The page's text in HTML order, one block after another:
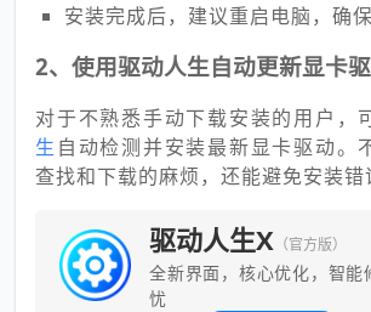
安装完成后，建议重启电脑，确
2、使用驱动人生自动更新显卡
对于不熟悉手动下载安装的用户，
生 自动检测并安装最新显卡驱动。
查找和下载的麻烦，还能避免安装错
驱动人生X （官方版）
全新界面，核心优化，智能
忧